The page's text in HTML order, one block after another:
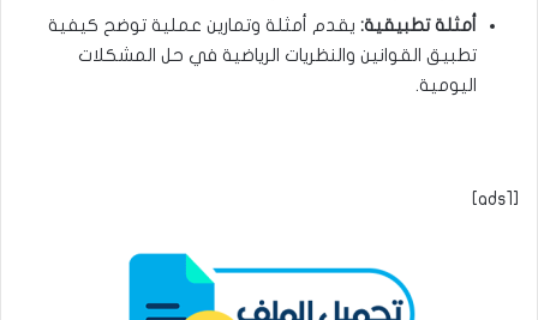
أمثلة تطبيقية: يقدم أمثلة وتمارين عملية توضح كيفية
تطبيق القوانين والنظريات الرياضية في حل المشكلات
اليومية.
[ads1]